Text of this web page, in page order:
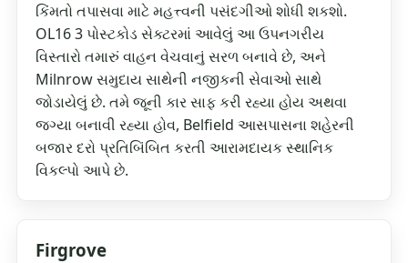
કિંમતો તપાસવા માટે મહત્ત્વની પસંદગીઓ શોધી શકશો.
OL16 3 પોસ્ટકોડ સેક્ટરમાં આવેલું આ ઉપનગરીય
વિસ્તારો તમારું વાહન વેચવાનું સરળ બનાવે છે, અને
Milnrow સમુદાય સાથેની નજીકની સેવાઓ સાથે
જોડાયેલું છે. તમે જૂની કાર સાફ કરી રહ્યા હોય અથવા
જગ્યા બનાવી રહ્યા હોવ, Belfield આસપાસના શહેરની
બજાર દરો પ્રતિબિંબિત કરતી આરામદાયક સ્થાનિક
વિકલ્પો આપે છે.
Firgrove